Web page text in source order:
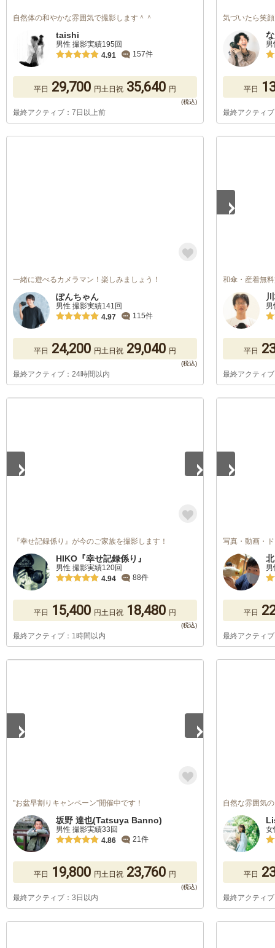
自然体の和やかな雰囲気で撮影します＾＾
taishi
男性 撮影実績195回
4.91
157件
平日 29,700 円土日祝 35,640 円
最終アクティブ：7日以上前
気づいたら笑
男
平日
最終アクティ
一緒に遊べるカメラマン！楽しみましょう！
ぽんちゃん
男性 撮影実績141回
4.97
115件
平日 24,200 円土日祝 29,040 円
最終アクティブ：24時間以内
和傘・産着無
平日
最終アクティ
『幸せ記録係り』が今のご家族を撮影します！
HIKO『幸せ記録係り』
男性 撮影実績120回
4.94
88件
平日 15,400 円土日祝 18,480 円
最終アクティブ：1時間以内
写真・動画・
平日
最終アクティ
"お盆早割りキャンペーン”開催中です！
坂野 達也(Tatsuya Banno)
男性 撮影実績33回
4.86
21件
平日 19,800 円土日祝 23,760 円
最終アクティブ：3日以内
自然な雰囲気
女
平日
最終アクティ